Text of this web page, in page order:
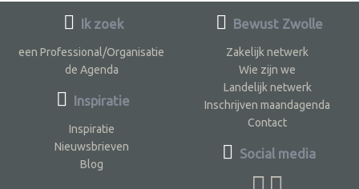
Ik zoek
een Professional/Organisatie
de Agenda
Inspiratie
Inspiratie
Nieuwsbrieven
Blog
Bewust Zwolle
Zakelijk netwerk
Wie zijn we
Landelijk netwerk
Inschrijven maandagenda
Contact
Social media